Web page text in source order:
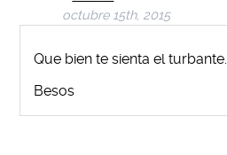
octubre 15th, 2015
Que bien te sienta el turbante.
Besos